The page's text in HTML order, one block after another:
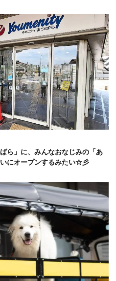
ら」に、みんなおなじみの「あ
にオープンするみたい☆彡